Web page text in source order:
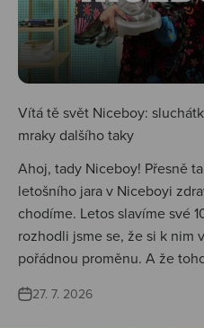
Vítá tě svět Niceboy:
mraky dalšího taky
Ahoj, tady Niceboy! Přesně
letošního jara v Niceboyi
chodíme. Letos slavíme své
rozhodli jsme se, že si k nim
pořádnou proměnu. A že
27. 7. 2026